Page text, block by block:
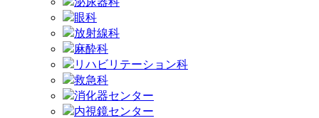
眼科
放射線科
麻酔科
リハビリテーション科
救急科
消化器センター
内視鏡センター